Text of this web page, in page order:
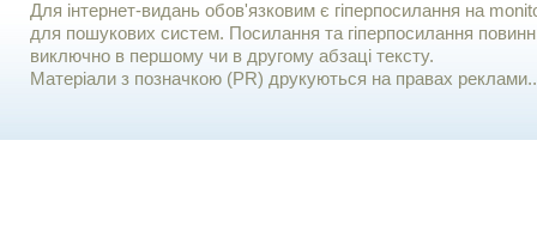
Для iнтернет-видань обов'язковим є гiперпосилання на
для пошукових систем. Посилання та гіперпосилання
виключно в першому чи в другому абзаці тексту.
Матеріали з позначкою (PR) друкуються на правах реклами..